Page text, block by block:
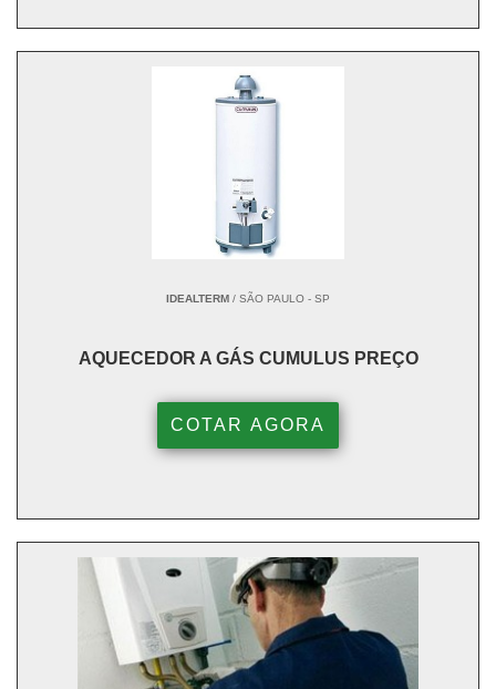
IDEALTERM / SÃO PAULO - SP
AQUECEDOR A GÁS CUMULUS PREÇO
COTAR AGORA